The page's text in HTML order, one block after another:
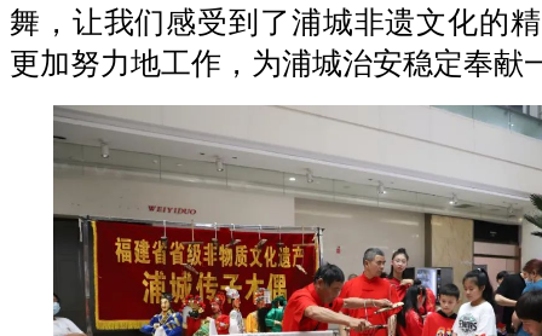
舞，让我们感受到了浦城非遗文化的
更加努力地工作，为浦城治安稳定奉献